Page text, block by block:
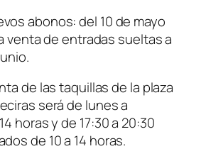
abonos: del 10 de mayo
venta de entradas sueltas a
de las taquillas de la plaza
será de lunes a
horas y de 17:30 a 20:30
de 10 a 14 horas.